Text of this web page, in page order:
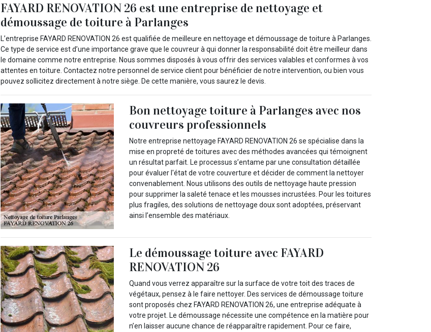
FAYARD RENOVATION 26 est une entreprise de nettoyage et
démoussage de toiture à Parlanges
L’entreprise FAYARD RENOVATION 26 est qualifiée de meilleure en nettoyage et démoussage de toiture à Parlanges.
Ce type de service est d’une importance grave que le couvreur à qui donner la responsabilité doit être meilleur dans
le domaine comme notre entreprise. Nous sommes disposés à vous offrir des services valables et conformes à vos
attentes en toiture. Contactez notre personnel de service client pour bénéficier de notre intervention, ou bien vous
pouvez sollicitez directement à notre siège. De cette manière, vous saurez le devis.
Bon nettoyage toiture à Parlanges avec nos
couvreurs professionnels
Notre entreprise nettoyage FAYARD RENOVATION 26 se spécialise dans la
mise en propreté de toitures avec des méthodes avancées qui témoignent
un résultat parfait. Le processus s’entame par une consultation détaillée
pour évaluer l'état de votre couverture et décider de comment la nettoyer
convenablement. Nous utilisons des outils de nettoyage haute pression
pour supprimer la saleté tenace et les mousses incrustées. Pour les toitures
plus fragiles, des solutions de nettoyage doux sont adoptées, préservant
ainsi l’ensemble des matériaux.
Le démoussage toiture avec FAYARD
RENOVATION 26
Quand vous verrez apparaître sur la surface de votre toit des traces de
végétaux, pensez à le faire nettoyer. Des services de démoussage toiture
sont proposés chez FAYARD RENOVATION 26, une entreprise adéquate à
votre projet. Le démoussage nécessite une compétence en la matière pour
n’en laisser aucune chance de réapparaître rapidement. Pour ce faire,